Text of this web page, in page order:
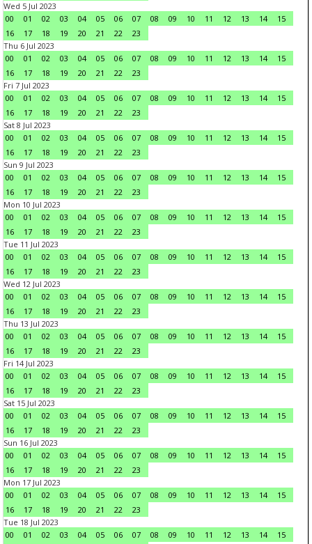
Wed 5 Jul 2023
00
01 02 03 04 05 06 07 08 09 10 11 12 13 14
15
16
17 18 19 20 21 22
23
Thu 6 Jul 2023
00
01 02 03 04 05 06 07 08 09 10 11 12 13 14
15
16
17 18 19 20 21 22
23
Fri 7 Jul 2023
00
01 02 03 04 05 06 07 08 09 10 11 12 13 14
15
16
17 18 19 20 21 22
23
Sat 8 Jul 2023
00
01 02 03 04 05 06 07 08 09 10 11 12 13 14
15
16
17 18 19 20 21 22
23
Sun 9 Jul 2023
00
01 02 03 04 05 06 07 08 09 10 11 12 13 14
15
16
17 18 19 20 21 22
23
Mon 10 Jul 2023
00
01 02 03 04 05 06 07 08 09 10 11 12 13 14
15
16
17 18 19 20 21 22
23
Tue 11 Jul 2023
00
01 02 03 04 05 06 07 08 09 10 11 12 13 14
15
16
17 18 19 20 21 22
23
Wed 12 Jul 2023
00
01 02 03 04 05 06 07 08 09 10 11 12 13 14
15
16
17 18 19 20 21 22
23
Thu 13 Jul 2023
00
01 02 03 04 05 06 07 08 09 10 11 12 13 14
15
16
17 18 19 20 21 22
23
Fri 14 Jul 2023
00
01 02 03 04 05 06 07 08 09 10 11 12 13 14
15
16
17 18 19 20 21 22
23
Sat 15 Jul 2023
00
01 02 03 04 05 06 07 08 09 10 11 12 13 14
15
16
17 18 19 20 21 22
23
Sun 16 Jul 2023
00
01 02 03 04 05 06 07 08 09 10 11 12 13 14
15
16
17 18 19 20 21 22
23
Mon 17 Jul 2023
00
01 02 03 04 05 06 07 08 09 10 11 12 13 14
15
16
17 18 19 20 21 22
23
Tue 18 Jul 2023
00
01 02 03 04 05 06 07 08 09 10 11 12 13 14 15